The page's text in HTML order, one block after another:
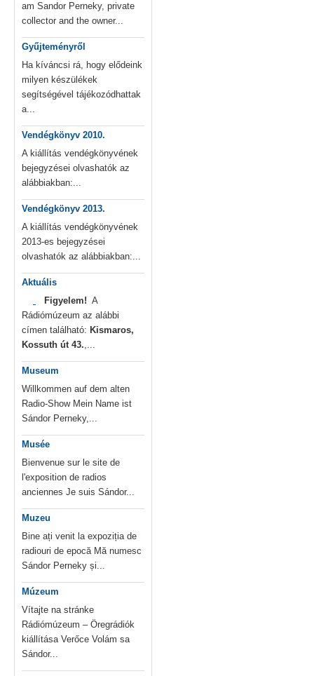
am Sandor Perneky, private
collector and the owner...
Gyűjteményről
Ha kíváncsi rá, hogy elődeink
milyen készülékek
segítségével tájékozódhattak
a...
Vendégkönyv 2010.
A kiállítás vendégkönyvének
bejegyzései olvashatók az
alábbiakban:...
Vendégkönyv 2013.
A kiállítás vendégkönyvének
2013-es bejegyzései
olvashatók az alábbiakban:...
Aktuális
Figyelem! A
Rádiómúzeum az alábbi
címen található: Kismaros,
Kossuth út 43.,...
Museum
Willkommen auf dem alten
Radio-Show Mein Name ist
Sándor Perneky,...
Musée
Bienvenue sur le site de
l'exposition de radios
anciennes Je suis Sándor...
Muzeu
Bine ați venit la expoziția de
radiouri de epocă Mă numesc
Sándor Perneky și...
Múzeum
Vítajte na stránke
Rádiómúzeum – Öregrádiók
kiállítása Verőce Volám sa
Sándor...